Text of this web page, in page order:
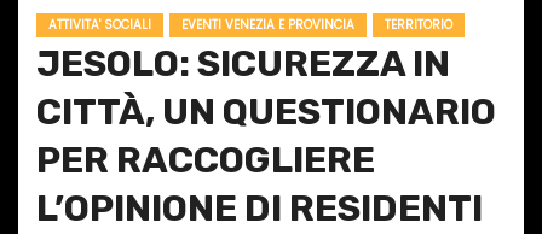
ATTIVITA' SOCIALI EVENTI VENEZIA E PROVINCIA TERRITORIO
JESOLO: SICUREZZA IN
CITTÀ, UN QUESTIONARIO
PER RACCOGLIERE
L’OPINIONE DI RESIDENTI